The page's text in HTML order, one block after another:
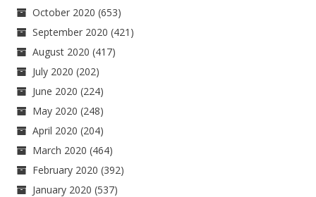
October 2020 (653)
September 2020 (421)
August 2020 (417)
July 2020 (202)
June 2020 (224)
May 2020 (248)
April 2020 (204)
March 2020 (464)
February 2020 (392)
January 2020 (537)